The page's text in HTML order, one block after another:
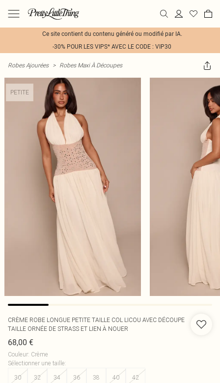
Ce site contient du contenu généré ou modifié par IA.
-30% POUR LES VIPS* AVEC LE CODE : VIP30
Robes Ajourées > Robes Maxi À Découpes
PETITE
CRÈME ROBE LONGUE PETITE TAILLE COL LICOU AVEC DÉCOUPE
TAILLE ORNÉE DE STRASS ET LIEN À NOUER
68,00 €
Couleur: Crème
Sélectionner une taille:
30
32 34 36 38 40 42